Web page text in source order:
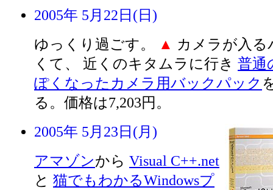
2005年 5月22日(日)
ゆっくり過ごす。
▲ カメラが入
くて、 近くのキタムラに行き 普通
ぽくなったカメラ用バックパック
る。価格は7,203円。
2005年 5月23日(月)
アマゾンから Visual C++.net
と 猫でもわかるWindowsプ